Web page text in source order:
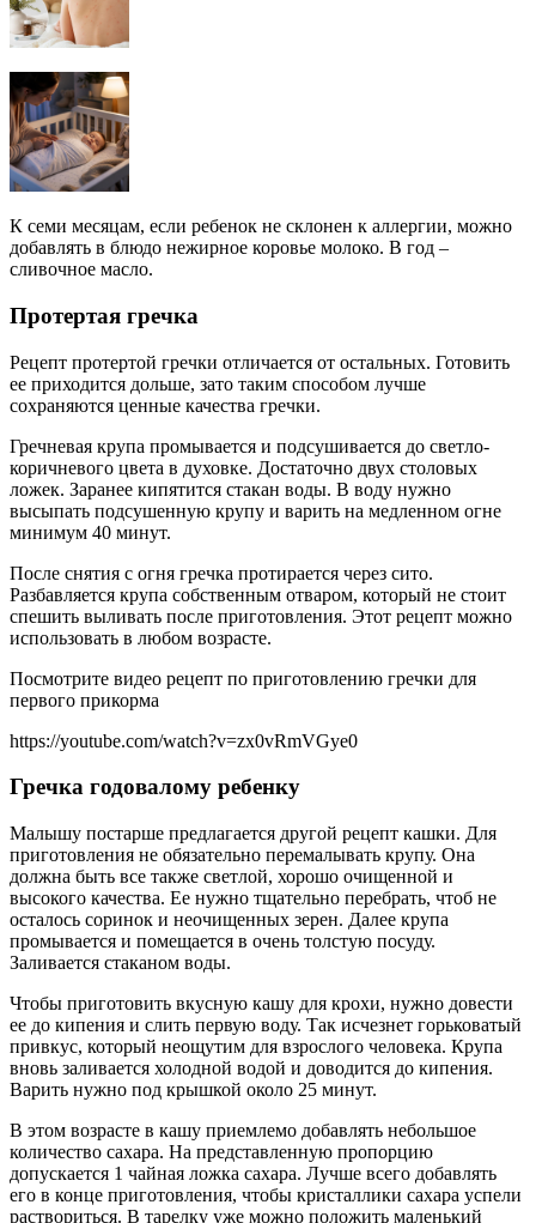
К семи месяцам, если ребенок не склонен к аллергии, можно
добавлять в блюдо нежирное коровье молоко. В год –
сливочное масло.
Протертая гречка
Рецепт протертой гречки отличается от остальных. Готовить
ее приходится дольше, зато таким способом лучше
сохраняются ценные качества гречки.
Гречневая крупа промывается и подсушивается до светло-
коричневого цвета в духовке. Достаточно двух столовых
ложек. Заранее кипятится стакан воды. В воду нужно
высыпать подсушенную крупу и варить на медленном огне
минимум 40 минут.
После снятия с огня гречка протирается через сито.
Разбавляется крупа собственным отваром, который не стоит
спешить выливать после приготовления. Этот рецепт можно
использовать в любом возрасте.
Посмотрите видео рецепт по приготовлению гречки для
первого прикорма
https://youtube.com/watch?v=zx0vRmVGye0
Гречка годовалому ребенку
Малышу постарше предлагается другой рецепт кашки. Для
приготовления не обязательно перемалывать крупу. Она
должна быть все также светлой, хорошо очищенной и
высокого качества. Ее нужно тщательно перебрать, чтоб не
осталось соринок и неочищенных зерен. Далее крупа
промывается и помещается в очень толстую посуду.
Заливается стаканом воды.
Чтобы приготовить вкусную кашу для крохи, нужно довести
ее до кипения и слить первую воду. Так исчезнет горьковатый
привкус, который неощутим для взрослого человека. Крупа
вновь заливается холодной водой и доводится до кипения.
Варить нужно под крышкой около 25 минут.
В этом возрасте в кашу приемлемо добавлять небольшое
количество сахара. На представленную пропорцию
допускается 1 чайная ложка сахара. Лучше всего добавлять
его в конце приготовления, чтобы кристаллики сахара успели
раствориться. В тарелку уже можно положить маленький